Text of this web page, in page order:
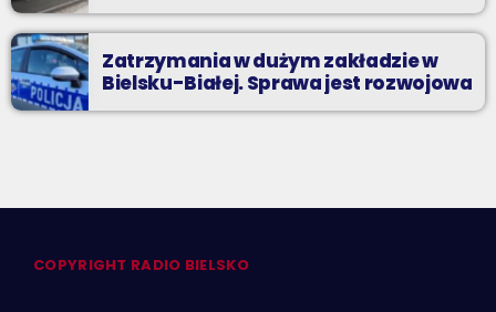
Zatrzymania w dużym zakładzie w
Bielsku-Białej. Sprawa jest rozwojowa
COPYRIGHT RADIO BIELSKO